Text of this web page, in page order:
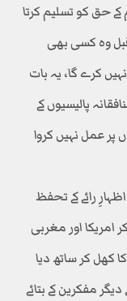
حق کو تسلیم کرتا
قبل وہ کسی بھی
کرے گا، یہ بات
پالیسیوں کے
عمل نہیں کروا
رائے کے تحفظ
امریکا اور مغربی
کھل کر ساتھ دیا
مفکرین کے بتائے